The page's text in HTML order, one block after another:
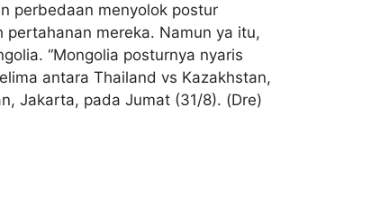
perbedaan menyolok postur
pertahanan mereka. Namun ya itu,
“Mongolia posturnya nyaris
antara Thailand vs Kazakhstan,
Jakarta, pada Jumat (31/8). (Dre)